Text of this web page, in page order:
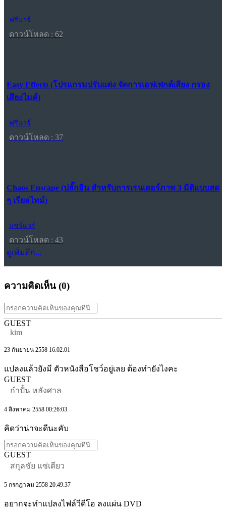
ฟรีแวร์
ดาวน์โหลด : 62
Easy Effects (โปรแกรมปรับแต่ง จัดการเอฟเฟกต์เสียง กรอง
เสียงไมค์)
ฟรีแวร์
ดาวน์โหลด : 37
Chaos Enscape (ปลั๊กอิน สำหรับการเรนเดอร์ภาพ 3 มิติแบบสด
ๆ เรียลไทม์)
แชร์แวร์
ดาวน์โหลด : 43
ดูเพิ่มอีก...
ความคิดเห็น (0)
GUEST
kim
23 กันยายน 2558 16:02:01
แปลงแล้วยังมี ตัวหนังสือโชว์อยู่เลย ต้องทำยังไงคะ
GUEST
กำปั้น หลังศาล
4 สิงหาคม 2558 00:26:03
คิดว่าน่าจะดีนะคับ
GUEST
สกุลชัย แซ่เตียว
5 กรกฎาคม 2558 20:49:37
อยากจะทำแปลงไฟล์วีดีโอ ลงแผ่น DVD